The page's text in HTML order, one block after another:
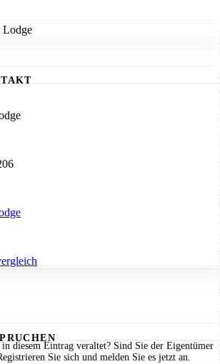
diesem Eintrag veraltet? Sind Sie der Eigentümer
Sie sich und melden Sie es jetzt an.